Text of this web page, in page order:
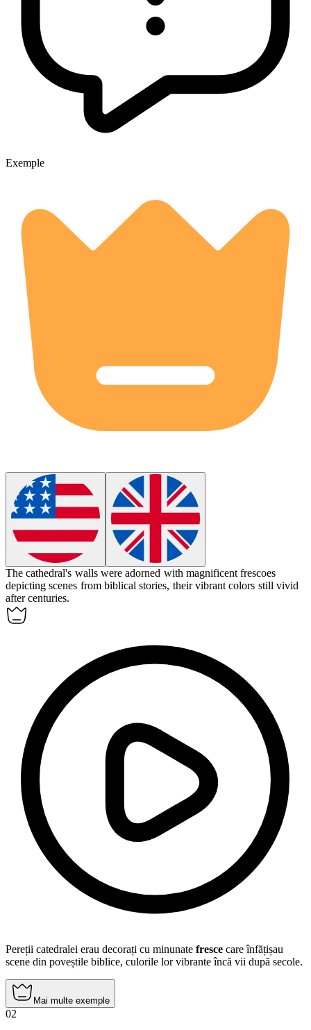
Exemple
The cathedral's walls were adorned with magnificentfrescoes
depicting scenes from biblical stories, their vibrant colors still vivid
after centuries.
Pereții catedralei erau decorați cu minunate fresce care înfățișau
scene din poveștile biblice, culorile lor vibrante încă vii după secole.
Mai multe exemple
02